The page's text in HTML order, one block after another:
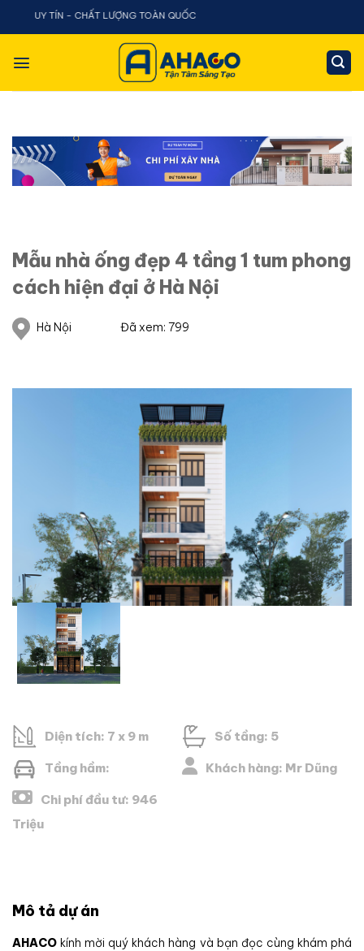
Chuyển
dung
- CHẤT LƯỢNG TOÀN QUỐC
Mẫu nhà ống đẹp 4 tầng 1 tum phong
cách hiện đại ở Hà Nội
Hà Nội Đã xem: 799
Diện tích: 7 x 9 m Số tầng: 5
Tầng hầm: Khách hàng: Mr Dũng
Chi phí đầu tư: 946
Triệu
Mô tả dự án
AHACO kính mời quý khách hàng và bạn đọc cùng khám phá